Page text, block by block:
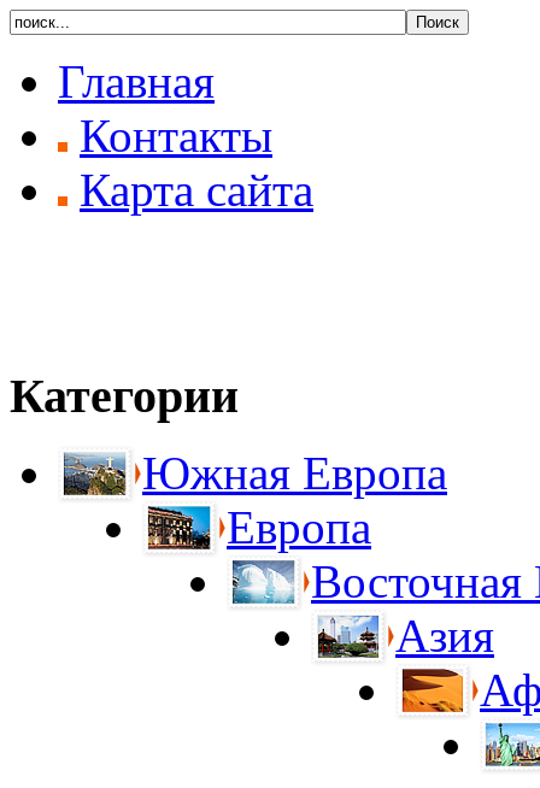
Главная
Контакты
Карта сайта
Категории
Южная Европа
Европа
Восточная
Азия